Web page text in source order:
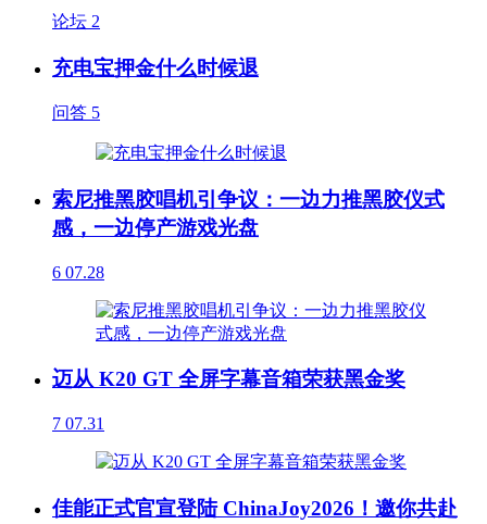
论坛 2
充电宝押金什么时候退
问答 5
索尼推黑胶唱机引争议：一边力推黑胶仪式
感，一边停产游戏光盘
6 07.28
迈从 K20 GT 全屏字幕音箱荣获黑金奖
7 07.31
佳能正式官宣登陆 ChinaJoy2026！邀你共赴